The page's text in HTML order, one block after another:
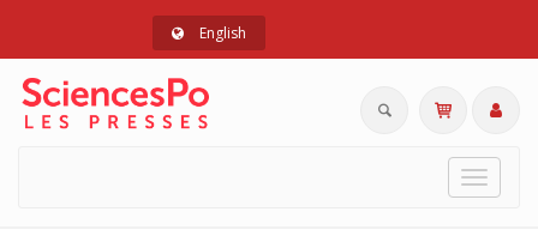
English
Toggle